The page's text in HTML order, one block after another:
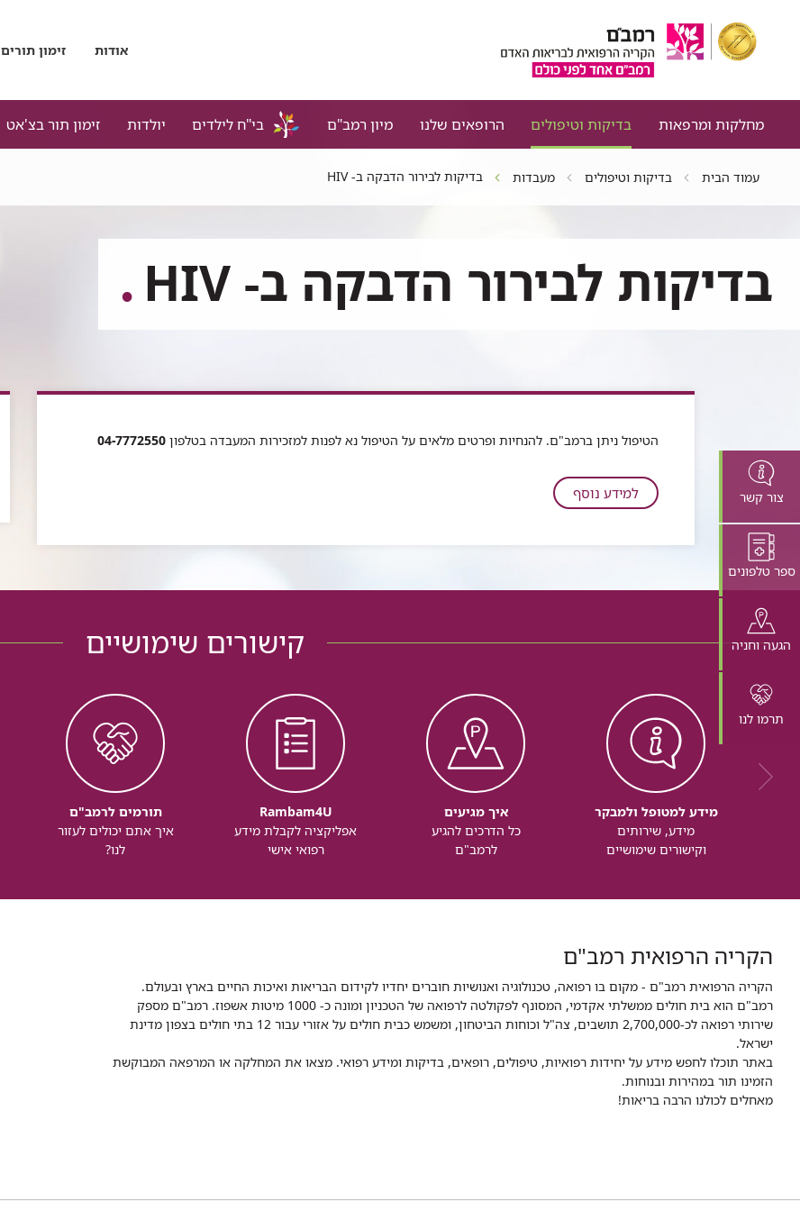
אודות זימון תורים
מחלקות ומרפאות בדיקות וטיפולים הרופאים שלנו מיון רמב"ם בי"ח לילדים יולדות זימון תור בצ'אט
צור קשר
ספר טלפונים
הגעה וחניה
תרמו לנו
עמוד הבית בדיקות וטיפולים מעבדות בדיקות לבירור הדבקה ב- HIV
בדיקות לבירור הדבקה ב- HIV
הטיפול ניתן ברמב"ם. להנחיות ופרטים מלאים על הטיפול נא לפנות למזכירות המעבדה בטלפון 04-7772550
למידע נוסףעל
בדיקות
HIV
קישורים שימושיים
מידע למטופל ולמבקר
מידע, שירותים
וקישורים שימושיים
איך מגיעים
כל הדרכים להגיע
לרמב"ם
Rambam4U
אפליקציה לקבלת מידע
רפואי אישי
תורמים לרמב"ם
איך אתם יכולים לעזור
לנו?
הקריה הרפואית רמב"ם
הקריה הרפואית רמב"ם - מקום בו רפואה, טכנולוגיה ואנושיות חוברים יחדיו לקידום הבריאות ואיכות החיים בארץ ובעולם.
רמב"ם הוא בית חולים ממשלתי אקדמי, המסונף לפקולטה לרפואה של הטכניון ומונה כ- 1000 מיטות אשפוז. רמב"ם מספק
שירותי רפואה לכ-2,700,000 תושבים, צה"ל וכוחות הביטחון, ומשמש כבית חולים על אזורי עבור 12 בתי חולים בצפון מדינת
ישראל.
באתר תוכלו לחפש מידע על יחידות רפואיות, טיפולים, רופאים, בדיקות ומידע רפואי. מצאו את המחלקה או המרפאה המבוקשת
הזמינו תור במהירות ובנוחות.
מאחלים לכולנו הרבה בריאות!